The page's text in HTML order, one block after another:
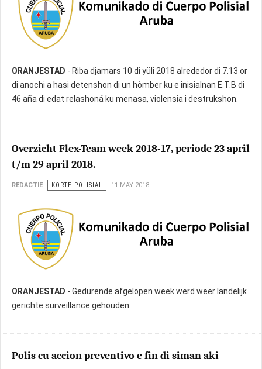
ORANJESTAD - Riba djamars 10 di yüli 2018 alrededor di 7.13 or
di anochi a hasi detenshon di un hòmber ku e inisialnan E.T.B di
46 aña di edat relashoná ku menasa, violensia i destrukshon.
Overzicht Flex-Team week 2018-17, periode 23 april
t/m 29 april 2018.
REDACTIE KORTE-POLISIAL 11 MAY 2018
ORANJESTAD - Gedurende afgelopen week werd weer landelijk
gerichte surveillance gehouden.
Polis cu accion preventivo e fin di siman aki